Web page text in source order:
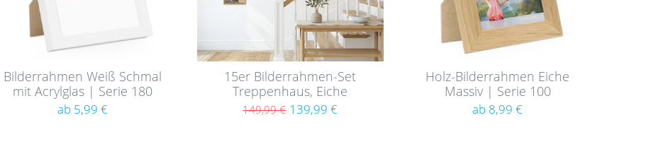
Bilderrahmen Weiß Schmal
mit Acrylglas | Serie 180
ab 5,99 €
15er Bilderrahmen-Set
Treppenhaus, Eiche
Massivholz (EU)
149,99 € 139,99 €
Holz-Bilderrahmen Eiche
Massiv | Serie 100
ab 8,99 €